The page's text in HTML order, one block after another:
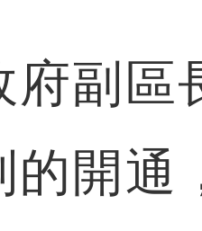
副區
的開通